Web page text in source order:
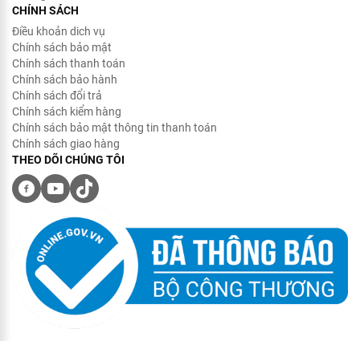
CHÍNH SÁCH
Điều khoản dich vụ
Chính sách bảo mật
Chính sách thanh toán
Chính sách bảo hành
Chính sách đổi trả
Chính sách kiểm hàng
Chính sách bảo mật thông tin thanh toán
Chính sách giao hàng
THEO DÕI CHÚNG TÔI